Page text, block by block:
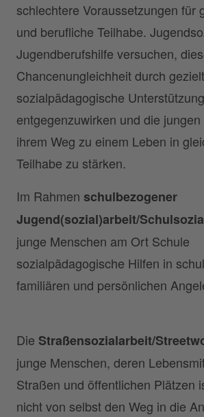
schlechtere Voraussetzungen für
und berufliche Teilhabe.
Jugendberufshilfe versuchen,
Chancenungleichheit durch
sozialpädagogische
entgegenzuwirken und die
ihrem Weg zu einem Leben in
Teilhabe zu stärken.
Im Rahmen schulbezogener
Jugend(sozial)arbeit/
junge Menschen am Ort Schule
sozialpädagogische Hilfen in
familiären und persönlichen
Die Straßensozialarbeit/
junge Menschen, deren
Straßen und öffentlichen Plätzen
nicht von selbst den Weg in die